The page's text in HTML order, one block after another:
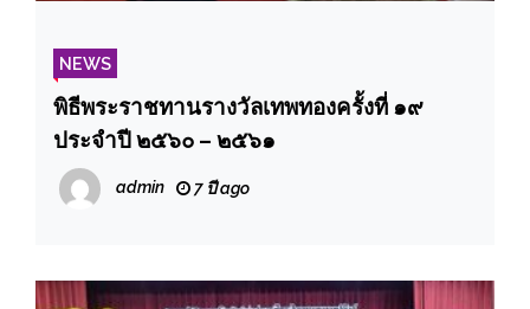
NEWS
พิธีพระราชทานรางวัลเทพทองครั้งที่ ๑๙
ประจำปี ๒๕๖๐ – ๒๕๖๑
admin 7 ปี ago